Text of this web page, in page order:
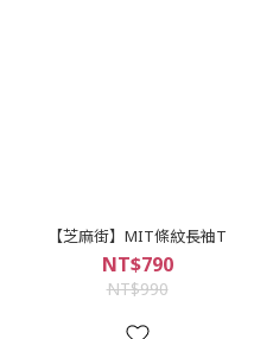
【芝麻街】MIT條紋長袖T
NT$790
NT$990